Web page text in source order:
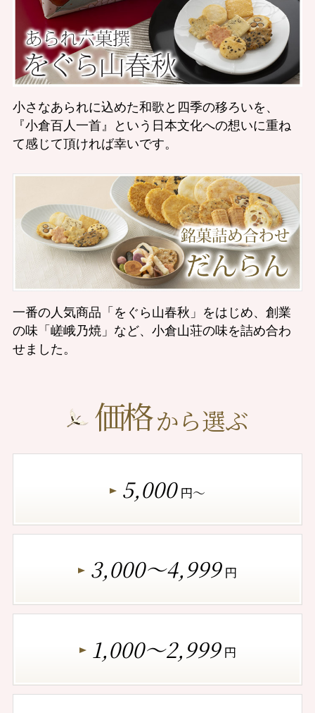
小さなあられに込めた和歌と四季の移ろいを、
『小倉百人一首』という日本文化への想いに重ね
て感じて頂ければ幸いです。
一番の人気商品「をぐら山春秋」をはじめ、創業
の味「嵯峨乃焼」など、小倉山荘の味を詰め合わ
せました。
価格から選ぶ
5,000 円～
3,000～4,999 円
1,000～2,999 円